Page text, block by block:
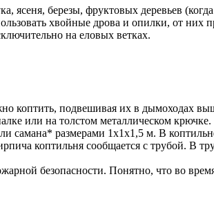
ясеня, березы, фруктовых деревьев
хвойные дрова и опилки, от них
на еловых ветках.
коптить, подвешивая их в дымоходах
или на толстом металлическом
размерами 1х1х1,5 м. В
коптильня сообщается с трубой. В
безопасности. Понятно, что во